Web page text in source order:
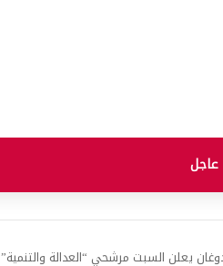
عاجل
يعلن السبت مرشحي “العدالة والتنمية”